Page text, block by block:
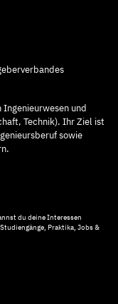
und
Technik). Ihr Ziel ist
sowie
du deine Interessen
Praktika, Jobs &